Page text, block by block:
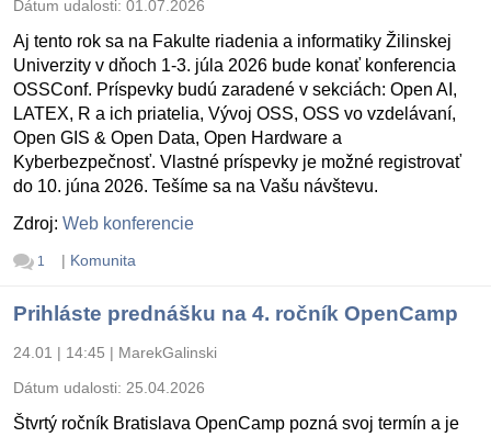
Dátum udalosti: 01.07.2026
Aj tento rok sa na Fakulte riadenia a informatiky Žilinskej
Univerzity v dňoch 1-3. júla 2026 bude konať konferencia
OSSConf. Príspevky budú zaradené v sekciách: Open AI,
LATEX, R a ich priatelia, Vývoj OSS, OSS vo vzdelávaní,
Open GIS & Open Data, Open Hardware a
Kyberbezpečnosť. Vlastné príspevky je možné registrovať
do 10. júna 2026. Tešíme sa na Vašu návštevu.
Zdroj: Web konferencie
1 | Komunita
Prihláste prednášku na 4. ročník OpenCamp
24.01 | 14:45 | MarekGalinski
Dátum udalosti: 25.04.2026
Štvrtý ročník Bratislava OpenCamp pozná svoj termín a je